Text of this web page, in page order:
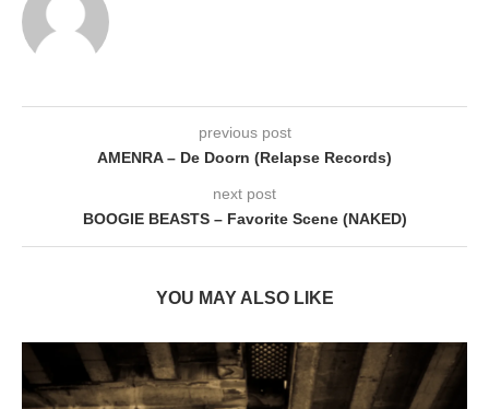
previous post
AMENRA – De Doorn (Relapse Records)
next post
BOOGIE BEASTS – Favorite Scene (NAKED)
YOU MAY ALSO LIKE